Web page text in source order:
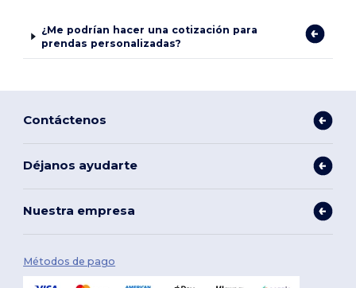
¿Me podrían hacer una cotización para
prendas personalizadas?
Contáctenos
Déjanos ayudarte
Nuestra empresa
Métodos de pago